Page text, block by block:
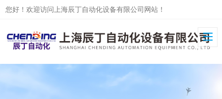
您好！欢迎访问上海辰丁自动化设备有限公司网站！